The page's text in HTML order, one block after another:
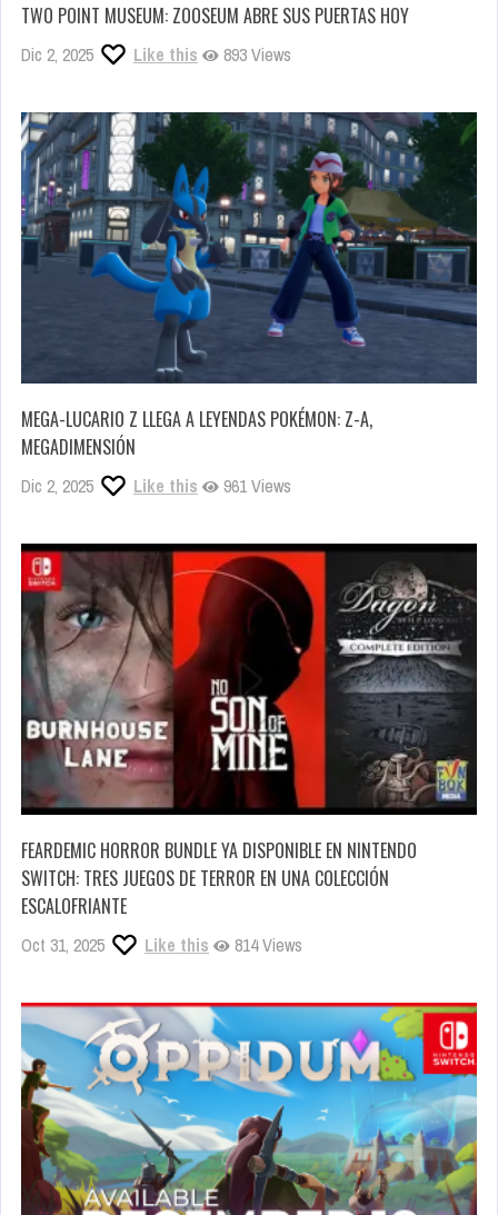
TWO POINT MUSEUM: ZOOSEUM ABRE SUS PUERTAS HOY
Dic 2, 2025 Like this 893 Views
MEGA-LUCARIO Z LLEGA A LEYENDAS POKÉMON: Z-A,
MEGADIMENSIÓN
Dic 2, 2025 Like this 961 Views
FEARDEMIC HORROR BUNDLE YA DISPONIBLE EN NINTENDO
SWITCH: TRES JUEGOS DE TERROR EN UNA COLECCIÓN
ESCALOFRIANTE
Oct 31, 2025 Like this 814 Views